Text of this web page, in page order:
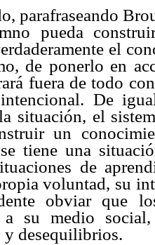
parafraseando
pueda
el
de ponerlo en
fuera de todo
De
situación, el
un
tiene una
de
voluntad, su
obviar que
a su medio
desequilibrios.